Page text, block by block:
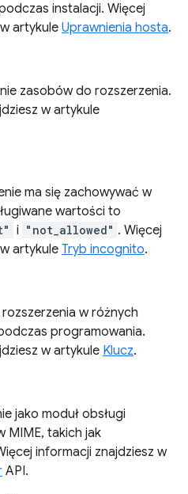
instalacji. Więcej
artykule Uprawnienia hosta.
zasobów do rozszerzenia.
w artykule
ma się zachowywać w
wartości to
i "not_allowed" . Więcej
artykule Tryb incognito.
w różnych
programowania.
w artykule Klucz.
jako moduł obsługi
MIME, takich jak
informacji znajdziesz w
API.